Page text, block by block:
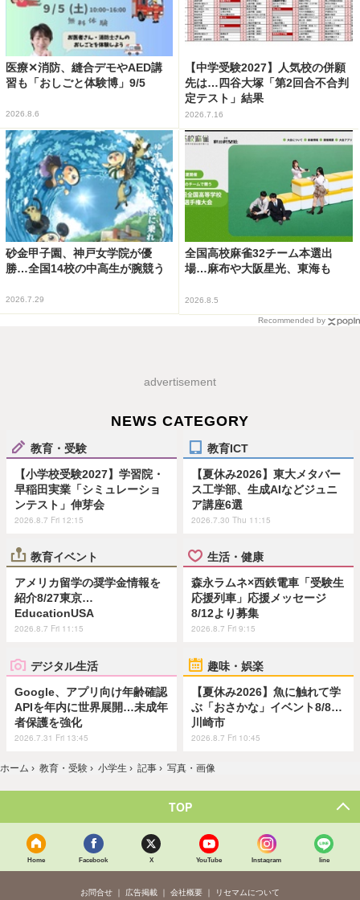
医療✕消防、縫合デモやAED講
習も「おしごと体験博」9/5
2026.8.6
【中学受験2027】人気校の併願
先は…四谷大塚「第2回合不合判
定テスト」結果
2026.7.16
砂金甲子園、神戸女学院が優
勝…全国14校の中高生が腕競う
2026.7.29
全国高校麻雀32チーム本選出
場…麻布や大阪星光、東海も
2026.8.5
Recommended by
advertisement
NEWS CATEGORY
教育・受験
【小学校受験2027】学習院・
早稲田実業「シミュレーショ
ンテスト」伸芽会
2026.8.7 Fri 12:15
教育ICT
【夏休み2026】東大メタバー
ス工学部、生成AIなどジュニ
ア講座6選
2026.7.30 Thu 11:15
教育イベント
アメリカ留学の奨学金情報を
紹介8/27東京…
EducationUSA
2026.8.7 Fri 11:15
生活・健康
森永ラムネ×西鉄電車「受験生
応援列車」応援メッセージ
8/12より募集
2026.8.7 Fri 9:15
デジタル生活
Google、アプリ向け年齢確認
APIを年内に世界展開…未成年
者保護を強化
2026.7.31 Fri 13:45
趣味・娯楽
【夏休み2026】魚に触れて学
ぶ「おさかな」イベント8/8…
川崎市
2026.8.7 Fri 10:45
ホーム › 教育・受験 › 小学生 › 記事 › 写真・画像
TOP
Home Facebook X YouTube Instagram line
お問合せ 広告掲載 会社概要 リセマムについて